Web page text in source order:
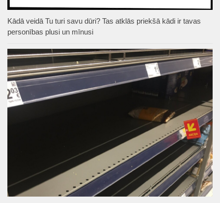
Kādā veidā Tu turi savu dūri? Tas atklās priekšā kādi ir tavas
personības plusi un mīnusi